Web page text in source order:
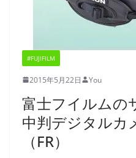
#FUJIFILM
2015年5月22日 You
富士フイルムの
中判デジタルカ
（FR）